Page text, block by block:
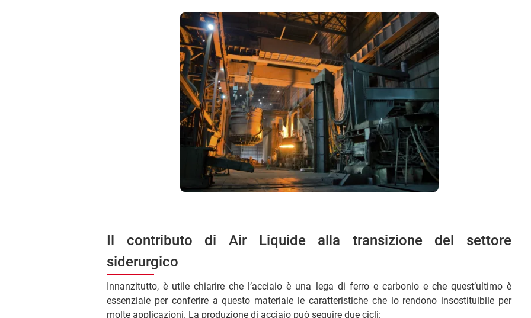
Il contributo di Air Liquide alla transizione del settore
siderurgico
Innanzitutto, è utile chiarire che l’acciaio è una lega di ferro e carbonio e che quest’ultimo è
essenziale per conferire a questo materiale le caratteristiche che lo rendono insostituibile per
molte applicazioni. La produzione di acciaio può seguire due cicli: